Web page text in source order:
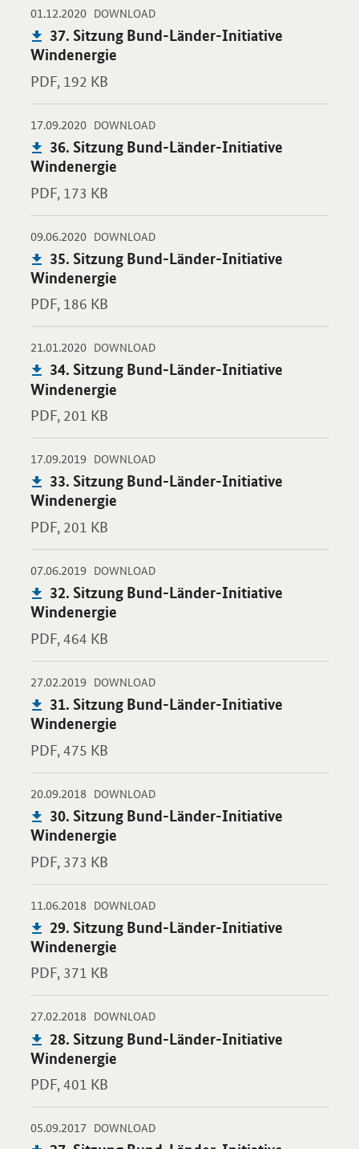
01.12.2020 -
DOWNLOAD-
Publikation:
37. Sitzung Bund-Länder-Initiative
Windenergie
PDF, 192 KB
Öffnet PDF "37. Sitzung Bund-Länder-Initiative Windenergie"
17.09.2020 -
DOWNLOAD-
Publikation:
36. Sitzung Bund-Länder-Initiative
Windenergie
PDF, 173 KB
Öffnet PDF "36. Sitzung Bund-Länder-Initiative Windenergie"
09.06.2020 -
DOWNLOAD-
Publikation:
35. Sitzung Bund-Länder-Initiative
Windenergie
PDF, 186 KB
Öffnet PDF "35. Sitzung Bund-Länder-Initiative Windenergie"
21.01.2020 -
DOWNLOAD-
Publikation:
34. Sitzung Bund-Länder-Initiative
Windenergie
PDF, 201 KB
Öffnet PDF "34. Sitzung Bund-Länder-Initiative Windenergie"
17.09.2019 -
DOWNLOAD-
Publikation:
33. Sitzung Bund-Länder-Initiative
Windenergie
PDF, 201 KB
Öffnet PDF "33. Sitzung Bund-Länder-Initiative Windenergie"
07.06.2019 -
DOWNLOAD-
Publikation:
32. Sitzung Bund-Länder-Initiative
Windenergie
PDF, 464 KB
Öffnet PDF "32. Sitzung Bund-Länder-Initiative Windenergie"
27.02.2019 -
DOWNLOAD-
Publikation:
31. Sitzung Bund-Länder-Initiative
Windenergie
PDF, 475 KB
Öffnet PDF "31. Sitzung Bund-Länder-Initiative Windenergie"
20.09.2018 -
DOWNLOAD-
Publikation:
30. Sitzung Bund-Länder-Initiative
Windenergie
PDF, 373 KB
Öffnet PDF "30. Sitzung Bund-Länder-Initiative Windenergie"
11.06.2018 -
DOWNLOAD-
Publikation:
29. Sitzung Bund-Länder-Initiative
Windenergie
PDF, 371 KB
Öffnet PDF "29. Sitzung Bund-Länder-Initiative Windenergie"
27.02.2018 -
DOWNLOAD-
Publikation:
28. Sitzung Bund-Länder-Initiative
Windenergie
PDF, 401 KB
Öffnet PDF "28. Sitzung Bund-Länder-Initiative Windenergie"
05.09.2017 -
DOWNLOAD-
Publikation:
Öffnet PDF "27. Sitzung Bund-Länder-Initiative Windenergie"